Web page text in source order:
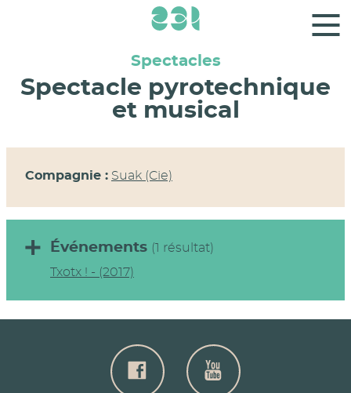
Panneau de gestion des cookies
Spectacles
Spectacle pyrotechnique
et musical
Compagnie : Suak (Cie)
Événements (1 résultat)
Txotx ! - (2017)